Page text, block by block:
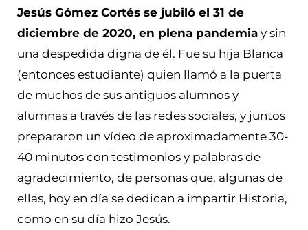
Jesús Gómez Cortés se jubiló el 31 de
diciembre de 2020, en plena pandemia y sin
una despedida digna de él. Fue su hija Blanca
(entonces estudiante) quien llamó a la puerta
de muchos de sus antiguos alumnos y
alumnas a través de las redes sociales, y juntos
prepararon un vídeo de aproximadamente 30-
40 minutos con testimonios y palabras de
agradecimiento, de personas que, algunas de
ellas, hoy en día se dedican a impartir Historia,
como en su día hizo Jesús.